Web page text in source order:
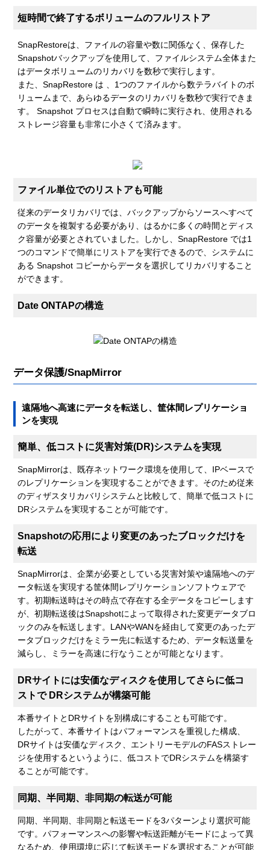
短時間で終了するボリュームのフルリストア
SnapRestoreは、ファイルの容量や数に関係なく、保存した
Snapshotバックアップを使用して、ファイルシステム全体また
はデータボリュームのリカバリを数秒で実行します。
また、SnapRestore は 、1つのファイルから数テラバイトのボ
リュームまで、あらゆるデータのリカバリを数秒で実行できま
す。 Snapshot プロセスは自動で瞬時に実行され、使用される
ストレージ容量も非常に小さくて済みます。
ファイル単位でのリストアも可能
従来のデータリカバリでは、バックアップからソースへすべて
のデータを複製する必要があり、はるかに多くの時間とディス
ク容量が必要とされていました。しかし、SnapRestore では1
つのコマンドで簡単にリストアを実行できるので、システムに
ある Snapshot コピーからデータを選択してリカバリすること
ができます。
Date ONTAPの構造
データ保護/SnapMirror
遠隔地へ高速にデータを転送し、筐体間レプリケーショ
ンを実現
簡単、低コストに災害対策(DR)システムを実現
SnapMirrorは、既存ネットワーク環境を使用して、IPベースで
のレプリケーションを実現することができます。そのため従来
のディザスタリカバリシステムと比較して、簡単で低コストに
DRシステムを実現することが可能です。
Snapshotの応用により変更のあったブロックだけを
転送
SnapMirrorは、企業が必要としている災害対策や遠隔地へのデ
ータ転送を実現する筐体間レプリケーションソフトウェアで
す。初期転送時はその時点で存在する全データをコピーします
が、初期転送後はSnapshotによって取得された変更データブロ
ックのみを転送します。LANやWANを経由して変更のあったデ
ータブロックだけをミラー先に転送するため、データ転送量を
減らし、ミラーを高速に行なうことが可能となります。
DRサイトには安価なディスクを使用してさらに低コ
ストで DRシステムが構築可能
本番サイトとDRサイトを別構成にすることも可能です。
したがって、本番サイトはパフォーマンスを重視した構成、
DRサイトは安価なディスク、エントリーモデルのFASストレー
ジを使用するというように、低コストでDRシステムを構築す
ることが可能です。
同期、半同期、非同期の転送が可能
同期、半同期、非同期と転送モードを3パターンより選択可能
です。パフォーマンスへの影響や転送距離がモードによって異
なるため、使用環境に応じて転送モードを選択することが可能